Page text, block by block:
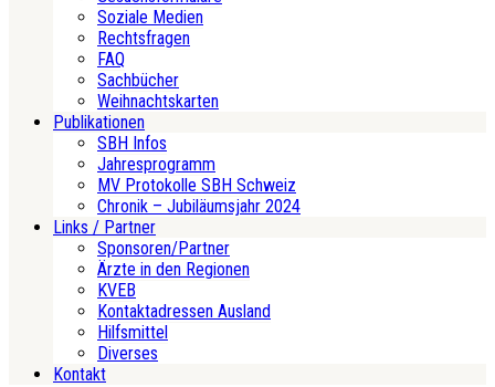
Soziale Medien
Rechtsfragen
FAQ
Sachbücher
Weihnachtskarten
Publikationen
SBH Infos
Jahresprogramm
MV Protokolle SBH Schweiz
Chronik – Jubiläumsjahr 2024
Links / Partner
Sponsoren/Partner
Ärzte in den Regionen
KVEB
Kontaktadressen Ausland
Hilfsmittel
Diverses
Kontakt